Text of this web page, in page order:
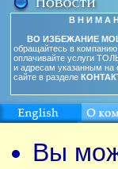
В Н И М А
ВО ИЗБЕЖАНИЕ
обращайтесь в
оплачивайте услуги
и адресам указанным на
сайте в разделе
Вы